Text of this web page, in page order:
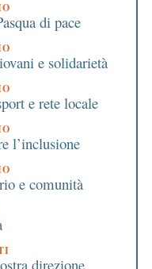
di pace
e solidarietà
e rete locale
l’inclusione
e comunità
direzione